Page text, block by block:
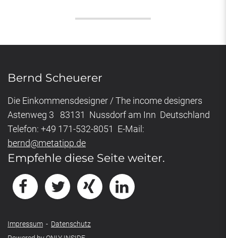
Bernd Scheuerer
Die Einkommensdesigner / The income designers
Astenweg 3 83131 Nussdorf am Inn Deutschland
Telefon: +49 171-532-8051 E-Mail:
bernd@metatipp.de
Empfehle diese Seite weiter.
Impressum - Datenschutz